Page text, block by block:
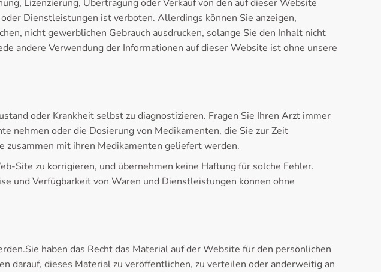
Lizenzierung, Übertragung oder Verkauf von den auf dieser Website
Dienstleistungen ist verboten. Allerdings können Sie anzeigen,
nicht gewerblichen Gebrauch ausdrucken, solange Sie den Inhalt nicht
andere Verwendung der Informationen auf dieser Website ist ohne unsere
oder Krankheit selbst zu diagnostizieren. Fragen Sie Ihren Arzt immer
nehmen oder die Dosierung von Medikamenten, die Sie zur Zeit
zusammen mit ihren Medikamenten geliefert werden.
Site zu korrigieren, und übernehmen keine Haftung für solche Fehler.
und Verfügbarkeit von Waren und Dienstleistungen können ohne
haben das Recht das Material auf der Website für den persönlichen
darauf, dieses Material zu veröffentlichen, zu verteilen oder anderweitig an